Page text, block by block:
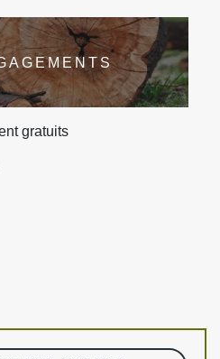
gratuits